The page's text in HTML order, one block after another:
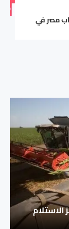
مصر في
الاستلام